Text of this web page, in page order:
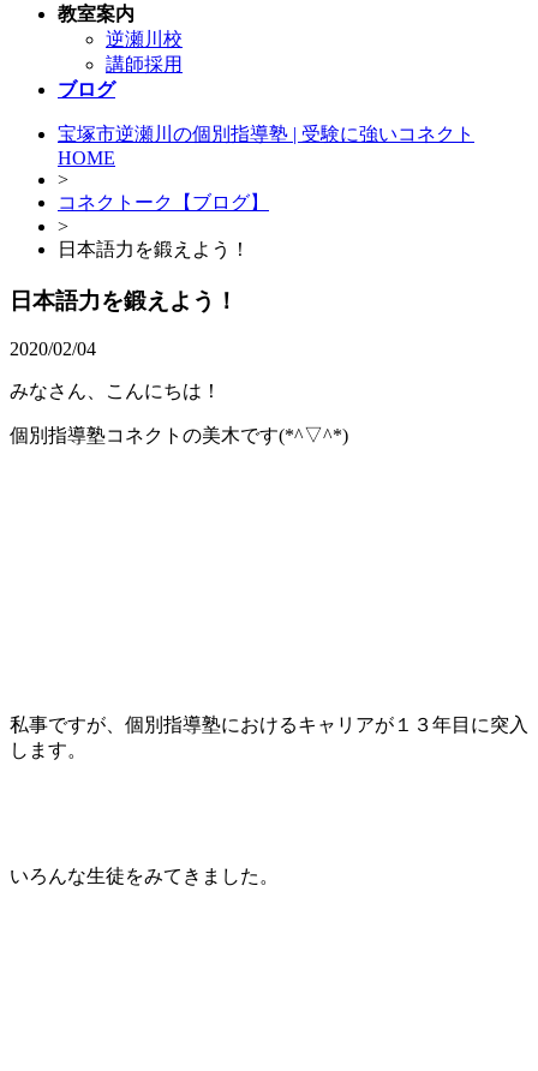
教室案内
逆瀬川校
講師採用
ブログ
宝塚市逆瀬川の個別指導塾 | 受験に強いコネクト
HOME
>
コネクトーク【ブログ】
>
日本語力を鍛えよう！
日本語力を鍛えよう！
2020/02/04
みなさん、こんにちは！
個別指導塾コネクトの美木です(*^▽^*)
私事ですが、個別指導塾におけるキャリアが１３年目に突入
します。
いろんな生徒をみてきました。